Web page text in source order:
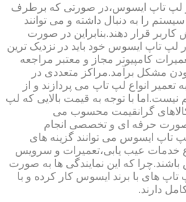
لپ تاپ ایسوس،در صورتی که برطرف
را به دنبال داشته و می توانند
کاربر قرار دهند.بنابراین در صورت
تاپ ایسوس خود باید در نزدیک ترین
کامپیوتر مجاز و معتبر مراجعه
مشکل برآمد.مراکز متعددی در
انواع لپ تاپ می پردازند و از
نیست.اما با توجه به قیمت بالایی که لپ
کالاهای گرانقیمت محسوب می
صورت حرفه ای و تخصصی انجام
تاپ ایسوس می توانند گزینه های
خدمات عیب یابی،تعمیرات و سرویس
که این نمایندگی ها به صورت
های با برند ایسوس کار کرده و با
دارند.